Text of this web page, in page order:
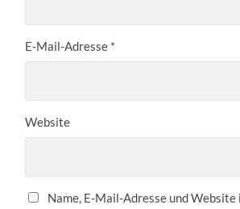
E-Mail-Adresse *
Website
Name, E-Mail-Adresse und Website